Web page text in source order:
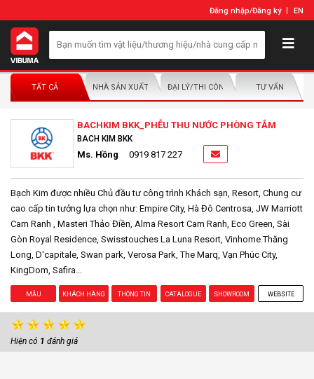
Đăng nhập/Đăng ký EN
TẤT CẢ NHÀ SẢN XUẤT/NHÀ PHÂN PHỐIĐẠI LÝ/THI CÔNG LẮP ĐẶTTƯ VẤN
BACHKIM BKK_PHỄU THU NƯỚC PHÒNG TẮM
BACH KIM BKK
Ms. Hồng 0919 817 227
Bạch Kim được nhiều Chủ đầu tư công trình Khách sạn, Resort, Chung cư
cao cấp tin tưởng lựa chọn như: Empire City, Hà Đô Centrosa, JW Marriott
Cam Ranh , Masteri Thảo Điền, Alma Resort Cam Ranh, Eco Green, Sài
Gòn Royal Residence, Swisstouches La Luna Resort, Vinhome Thăng
Long, D'capitale, Swan park, Verosa Park, The Marq, Vạn Phúc City,
KingDom, Safira...
MẪU KHÁCH HÀNG THÔNG TIN CATALOGUE SHOWROOM WEBSITE
Hiện có 1 đánh giá